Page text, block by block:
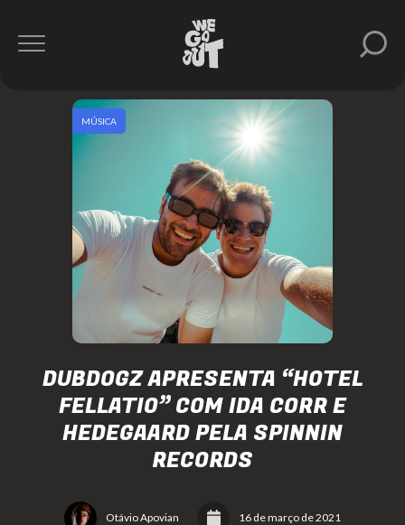
DUBDOGZ APRESENTA “HOTEL
FELLATIO” COM IDA CORR E
HEDEGAARD PELA SPINNIN
RECORDS
Otávio Apovian 16 de março de 2021
MÚSICA